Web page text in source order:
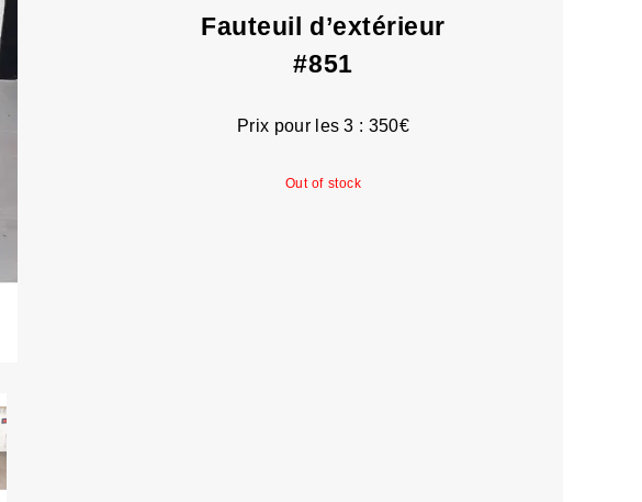
Fauteuil d’extérieur
#851
Prix pour les 3 : 350€
Out of stock